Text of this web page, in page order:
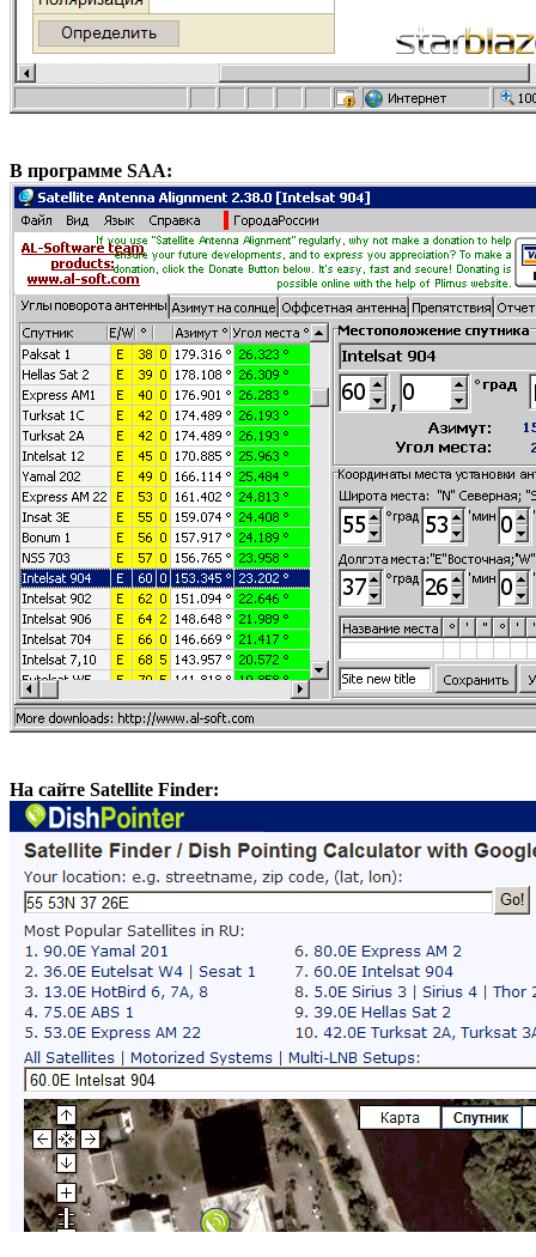
В программе SAA:
На сайте Satellite Finder: